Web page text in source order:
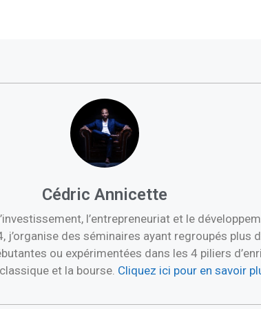
Cédric Annicette
l’entrepreneuriat et le
des séminaires ayant regroupés plus
ou expérimentées dans les 4 piliers
et la bourse. Cliquez ici pour en savoir